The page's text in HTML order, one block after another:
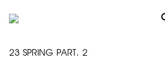
23 SPRING PART. 2